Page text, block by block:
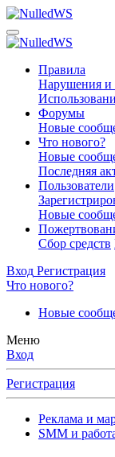
Правила
Нарушения и
Форумы
Новые
Что нового?
Новые
Последняя
Пользователи
Новые
Сбор средств
Вход Регистрация
Что нового?
Новые
Меню
Вход
Регистрация
Реклама и
SMM и